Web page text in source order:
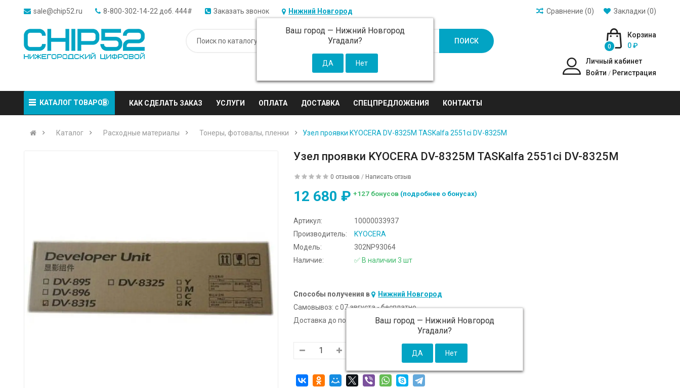
sale@chip52.ru 8-800-302-14-22 доб. 444# Заказать звонок Нижний Новгород
Ваш город — Нижний Новгород
Угадали?
Закладки (0)
Сравнение (0)
ПОИСК
Корзина
0
0 ₽
Личный кабинет
Войти / Регистрация
КАТАЛОГ ТОВАРОВ КАК СДЕЛАТЬ ЗАКАЗ УСЛУГИ ОПЛАТА ДОСТАВКА СПЕЦПРЕДЛОЖЕНИЯ КОНТАКТЫ
Каталог Расходные материалы Тонеры, фотовалы, пленки Узел проявки KYOCERA DV-8325M TASKalfa 2551ci DV-8325M
Узел проявки KYOCERA DV-8325M TASKalfa 2551ci DV-8325M
0 отзывов / Написать отзыв
12 680 ₽ +127 бонусов (подробнее о бонусах)
Артикул:
10000033937
Производитель:
KYOCERA
Модель:
302NP93064
Наличие:
✅ В наличии 3 шт
Способы получения в Нижний Новгород
Ваш город — Нижний Новгород
Угадали?
Самовывоз: c 07 августа - бесплатно
Доставка до подъезда:
c 07 августа - 300 ₽ (от 5 000 ₽ бесплатно)